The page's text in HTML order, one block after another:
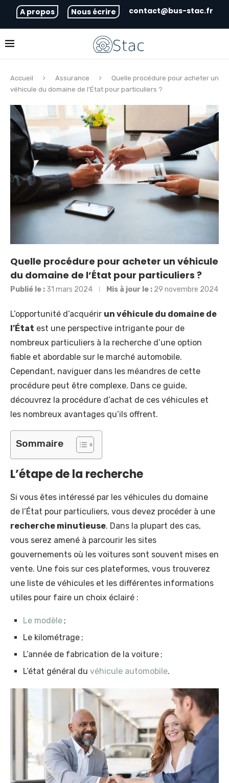
A propos Nous écrire contact@bus-stac.fr
Accueil Assurance
Quelle procédure pour acheter un
véhicule du domaine de l’État pour particuliers ?
Quelle procédure pour acheter un véhicule
du domaine de l’État pour particuliers ?
Publié le : 31 mars 2024 Mis à jour le : 29 novembre 2024
L’opportunité d’acquérir un véhicule du domaine de
l’État est une perspective intrigante pour de
nombreux particuliers à la recherche d’une option
fiable et abordable sur le marché automobile.
Cependant, naviguer dans les méandres de cette
procédure peut être complexe. Dans ce guide,
découvrez la procédure d’achat de ces véhicules et
les nombreux avantages qu’ils offrent.
Sommaire
L’étape de la recherche
Si vous êtes intéressé par les véhicules du domaine
de l’État pour particuliers, vous devez procéder à une
recherche minutieuse. Dans la plupart des cas,
vous serez amené à parcourir les sites
gouvernements où les voitures sont souvent mises en
vente. Une fois sur ces plateformes, vous trouverez
une liste de véhicules et les différentes informations
utiles pour faire un choix éclairé :
Le modèle ;
Le kilométrage ;
L’année de fabrication de la voiture ;
L’état général du véhicule automobile.